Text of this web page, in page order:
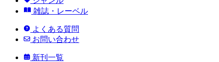
雑誌・レーベル
よくある質問
お問い合わせ
新刊一覧